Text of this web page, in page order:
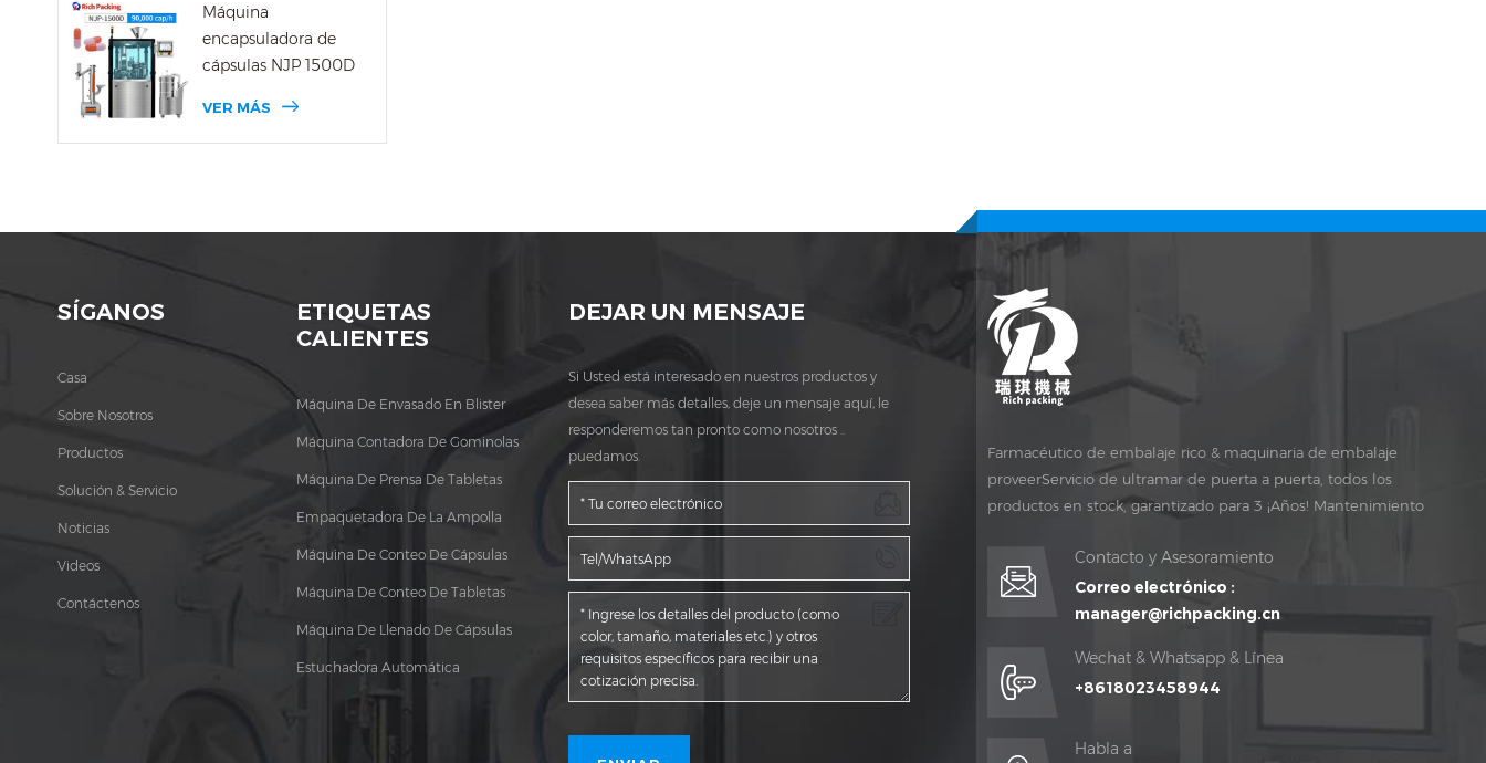
Máquina
encapsuladora de
cápsulas NJP 1500D
VER MÁS
Farmacéutico de embalaje rico & maquinaria de embalaje
proveerServicio de ultramar de puerta a puerta, todos los
productos en stock, garantizado para 3 ¡Años! Mantenimiento
Contacto y Asesoramiento
Correo electrónico :
manager@richpacking.cn
Wechat & Whatsapp & Línea
+8618023458944
Habla a
SÍGANOS
Casa
Sobre Nosotros
Productos
Solución & Servicio
Noticias
Videos
Contáctenos
ETIQUETAS
CALIENTES
Máquina De Envasado En Blister
Máquina Contadora De Gominolas
Máquina De Prensa De Tabletas
Empaquetadora De La Ampolla
Máquina De Conteo De Cápsulas
Máquina De Conteo De Tabletas
Máquina De Llenado De Cápsulas
Estuchadora Automática
DEJAR UN MENSAJE
Si Usted está interesado en nuestros productos y
desea saber más detalles, deje un mensaje aquí, le
responderemos tan pronto como nosotros ..
puedamos.